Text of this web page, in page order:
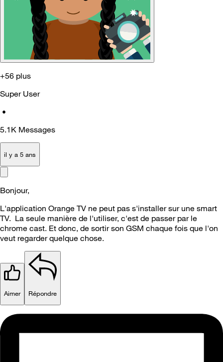
+56 plus
Super User
•
5.1K Messages
il y a 5 ans
Bonjour,
L'application Orange TV ne peut pas s'installer sur une smart
TV. La seule manière de l'utiliser, c'est de passer par le
chrome cast. Et donc, de sortir son GSM chaque fois que l'on
veut regarder quelque chose.
Aimer Répondre